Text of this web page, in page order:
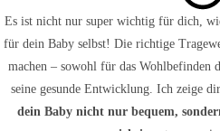
Es ist nicht nur super wichtig für dich,
für dein Baby selbst! Die richtige
machen – sowohl für das Wohlbefinden
seine gesunde Entwicklung. Ich zeige
dein Baby nicht nur bequem,